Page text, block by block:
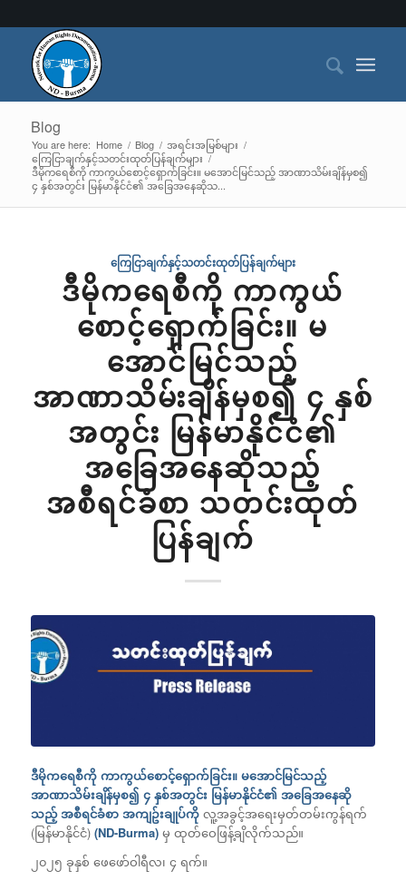
Blog
You are here: Home / Blog / အရင်းအမြစ်များ /
ကြေငြာချက်နှင့်သတင်းထုတ်ပြန်ချက်များ /
ဒီမိုကရေစီကို ကာကွယ်စောင့်ရှောက်ခြင်း။ မအောင်မြင်သည့် အာဏာသိမ်းချိန်မှစ၍
၄ နှစ်အတွင်း မြန်မာနိုင်ငံ၏ အခြေအနေဆိုသ...
ကြေငြာချက်နှင့်သတင်းထုတ်ပြန်ချက်များ
ဒီမိုကရေစီကို ကာကွယ်
စောင့်ရှောက်ခြင်း။ မ
အောင်မြင်သည့်
အာဏာသိမ်းချိန်မှစ၍ ၄ နှစ်
အတွင်း မြန်မာနိုင်ငံ၏
အခြေအနေဆိုသည့်
အစီရင်ခံစာ သတင်းထုတ်
ပြန်ချက်
ဒီမိုကရေစီကို ကာကွယ်စောင့်ရှောက်ခြင်း။ မအောင်မြင်သည့်
အာဏာသိမ်းချိန်မှစ၍ ၄ နှစ်အတွင်း မြန်မာနိုင်ငံ၏ အခြေအနေဆို
သည့် အစီရင်ခံစာ အကျဥ်းချုပ်ကို လူ့အခွင့်အရေးမှတ်တမ်းကွန်ရက်
(မြန်မာနိုင်ငံ) (ND-Burma) မှ ထုတ်ဝေဖြန့်ချိလိုက်သည်။
၂၀၂၅ ခုနှစ် ဖေဖော်ဝါရီလ၊ ၄ ရက်။